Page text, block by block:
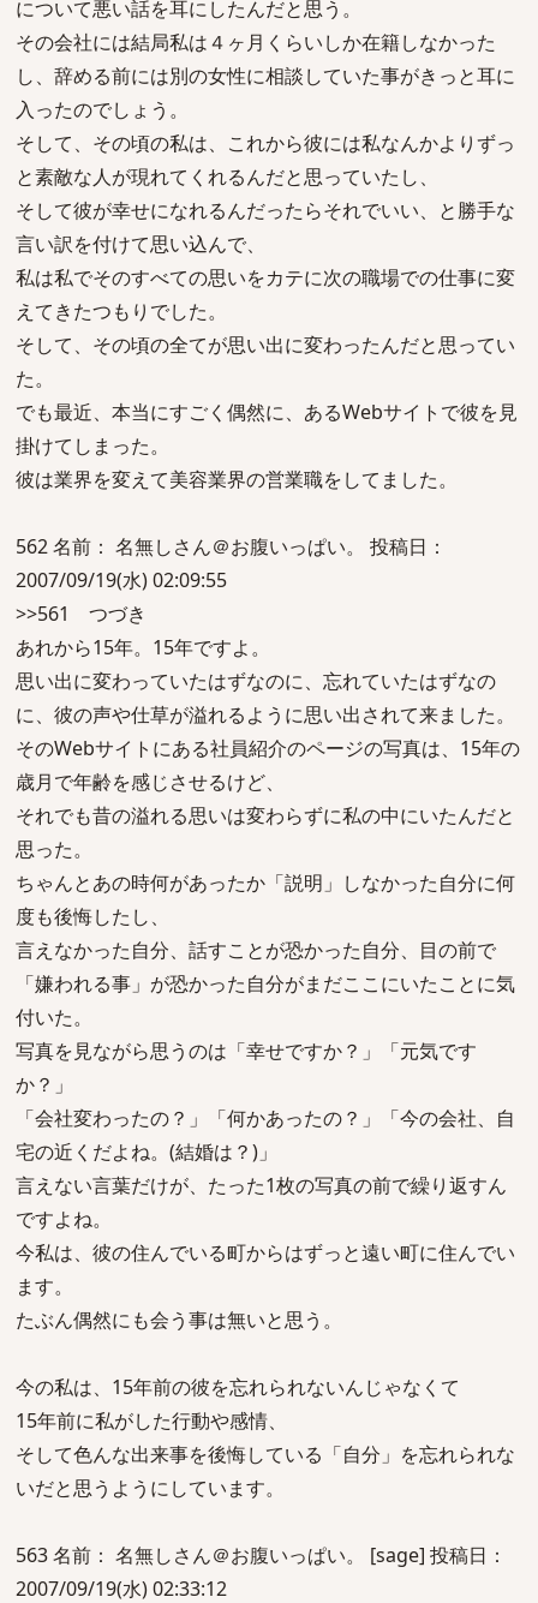
について悪い話を耳にしたんだと思う。
その会社には結局私は４ヶ月くらいしか在籍しなかった
し、辞める前には別の女性に相談していた事がきっと耳に
入ったのでしょう。
そして、その頃の私は、これから彼には私なんかよりずっ
と素敵な人が現れてくれるんだと思っていたし、
そして彼が幸せになれるんだったらそれでいい、と勝手な
言い訳を付けて思い込んで、
私は私でそのすべての思いをカテに次の職場での仕事に変
えてきたつもりでした。
そして、その頃の全てが思い出に変わったんだと思ってい
た。
でも最近、本当にすごく偶然に、あるWebサイトで彼を見
掛けてしまった。
彼は業界を変えて美容業界の営業職をしてました。
562 名前： 名無しさん＠お腹いっぱい。 投稿日：
2007/09/19(水) 02:09:55
>>561 つづき
あれから15年。15年ですよ。
思い出に変わっていたはずなのに、忘れていたはずなの
に、彼の声や仕草が溢れるように思い出されて来ました。
そのWebサイトにある社員紹介のページの写真は、15年の
歳月で年齢を感じさせるけど、
それでも昔の溢れる思いは変わらずに私の中にいたんだと
思った。
ちゃんとあの時何があったか「説明」しなかった自分に何
度も後悔したし、
言えなかった自分、話すことが恐かった自分、目の前で
「嫌われる事」が恐かった自分がまだここにいたことに気
付いた。
写真を見ながら思うのは「幸せですか？」「元気です
か？」
「会社変わったの？」「何かあったの？」「今の会社、自
宅の近くだよね。(結婚は？)」
言えない言葉だけが、たった1枚の写真の前で繰り返すん
ですよね。
今私は、彼の住んでいる町からはずっと遠い町に住んでい
ます。
たぶん偶然にも会う事は無いと思う。
今の私は、15年前の彼を忘れられないんじゃなくて
15年前に私がした行動や感情、
そして色んな出来事を後悔している「自分」を忘れられな
いだと思うようにしています。
563 名前： 名無しさん＠お腹いっぱい。 [sage] 投稿日：
2007/09/19(水) 02:33:12